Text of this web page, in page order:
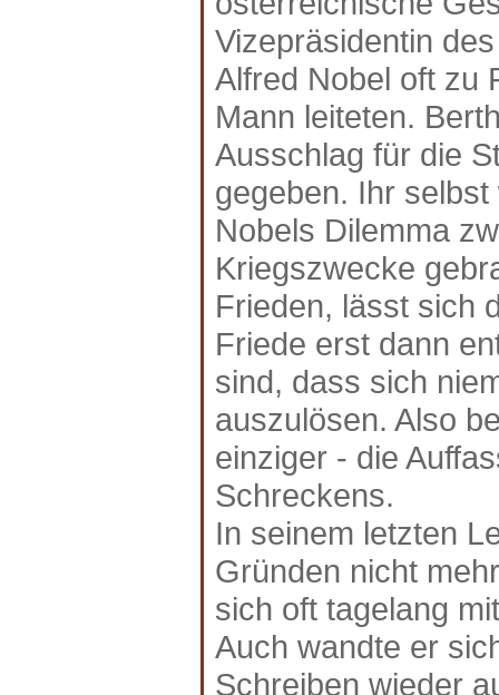
Vizepräsidentin
Alfred Nobel oft zu
Mann leiteten.
Ausschlag für die
gegeben. Ihr
Nobels Dilemma
Kriegszwecke
Frieden, lässt sich
Friede erst dann
sind, dass sich
auszulösen. Also
einziger - die
Schreckens.
In seinem letzten
Gründen nicht
sich oft tagelang
Auch wandte er
Schreiben wieder